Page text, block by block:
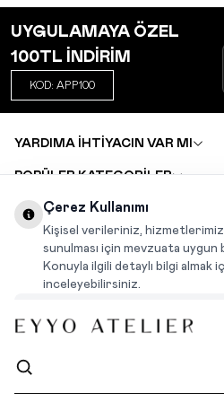
UYGULAMAYA ÖZEL
100TL İNDİRİM
KOD: APP100
YARDIMA İHTİYACIN VAR MI
POPÜLER KATEGORİLER
DEĞİŞİM VE İADE TALEBİ
KARIYER
INSTAGRAM
Çerez Kullanımı
Kişisel verileriniz,
sunulması için mevzuata uygun
Konuyla ilgili detaylı bilgi almak
inceleyebilirsiniz.
Çerezleri